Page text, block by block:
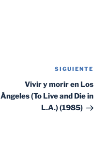
SIGUIENTE
Vivir y morir en Los
Ángeles (To Live and Die in
L.A.) (1985)